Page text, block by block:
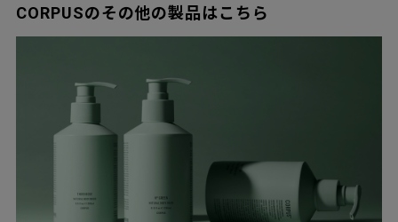
CORPUSのその他の製品はこちら